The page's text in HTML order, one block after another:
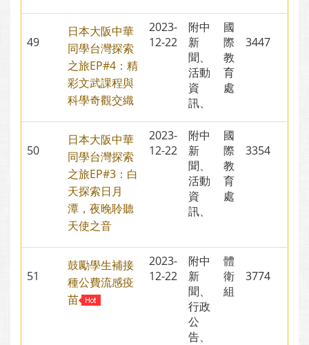
49
日本大阪中華
同學台灣探索
之旅EP#4：精
彩文武課程與
科學奇觀交織
2023-
12-22
附中
新
聞、
活動
資
訊、
國
際
教
育
處
3447
50
日本大阪中華
同學台灣探索
之旅EP#3：白
天探索日月
潭，夜晚聆聽
天使之音
2023-
12-22
附中
新
聞、
活動
資
訊、
國
際
教
育
處
3354
51
鼓勵學生補接
種公費流感疫
苗
2023-
12-22
附中
新
聞、
行政
公
告、
體
衛
組
3774